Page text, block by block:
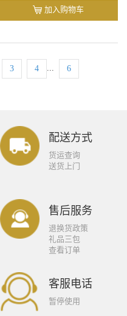
加入购物车
3 4 ... 6
配送方式
货运查询
送货上门
售后服务
退换货政策
礼品三包
查看订单
客服电话
暂停使用